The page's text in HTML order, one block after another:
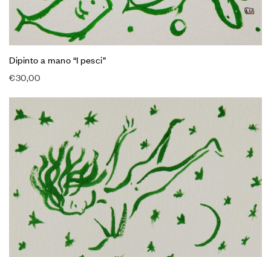
Dipinto a mano “I pesci”
€30,00